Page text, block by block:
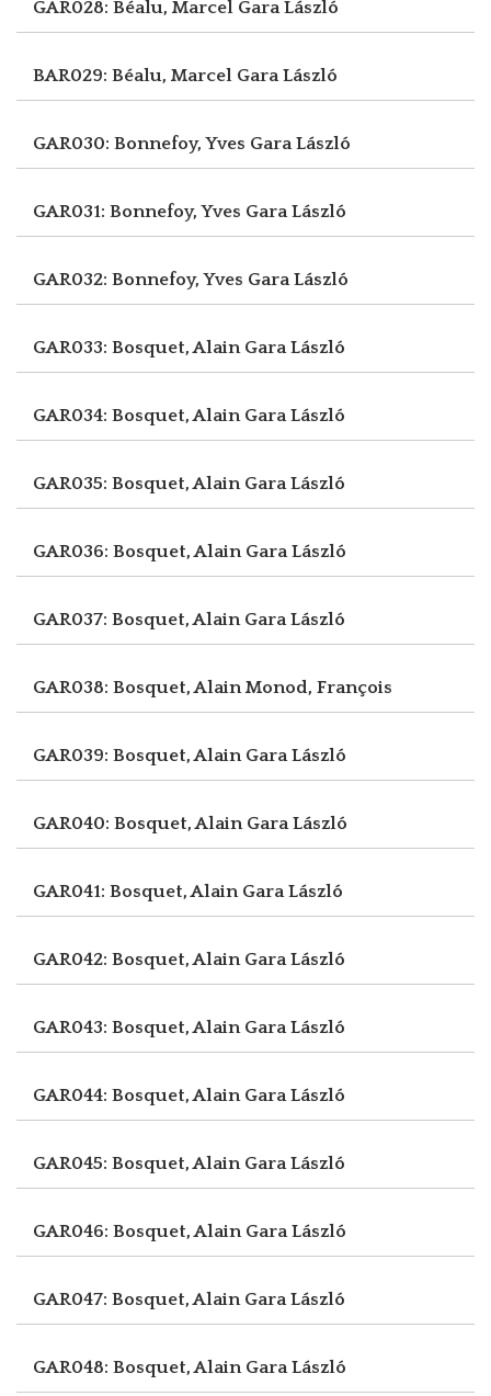
GAR028: Béalu, Marcel Gara László
BAR029: Béalu, Marcel Gara László
GAR030: Bonnefoy, Yves Gara László
GAR031: Bonnefoy, Yves Gara László
GAR032: Bonnefoy, Yves Gara László
GAR033: Bosquet, Alain Gara László
GAR034: Bosquet, Alain Gara László
GAR035: Bosquet, Alain Gara László
GAR036: Bosquet, Alain Gara László
GAR037: Bosquet, Alain Gara László
GAR038: Bosquet, AlainMonod, François
GAR039: Bosquet, Alain Gara László
GAR040: Bosquet, Alain Gara László
GAR041: Bosquet, Alain Gara László
GAR042: Bosquet, Alain Gara László
GAR043: Bosquet, Alain Gara László
GAR044: Bosquet, Alain Gara László
GAR045: Bosquet, Alain Gara László
GAR046: Bosquet, Alain Gara László
GAR047: Bosquet, Alain Gara László
GAR048: Bosquet, Alain Gara László